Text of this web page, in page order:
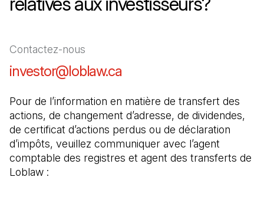
Contactez-nous
investor@loblaw.ca
Pour de l’information en matière de transfert des
actions, de changement d’adresse, de dividendes,
de certificat d’actions perdus ou de déclaration
d’impôts, veuillez communiquer avec l’agent
comptable des registres et agent des transferts de
Loblaw :